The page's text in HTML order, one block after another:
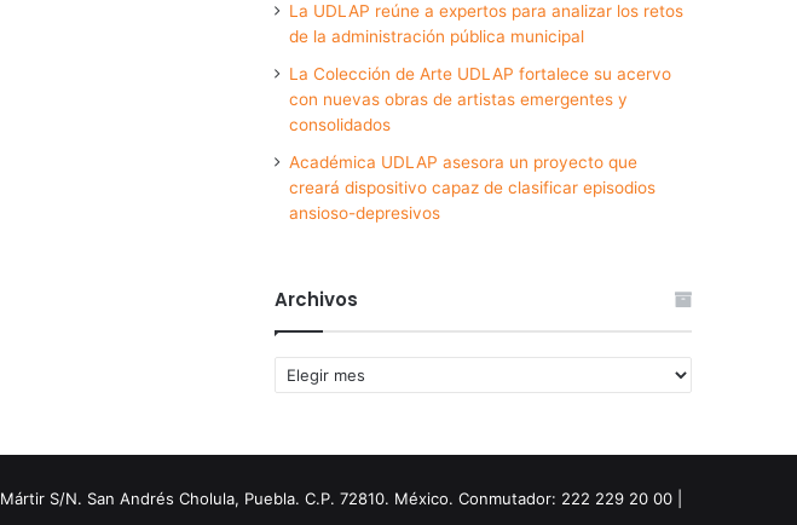
La UDLAP reúne a expertos para analizar los retos
de la administración pública municipal
La Colección de Arte UDLAP fortalece su acervo
con nuevas obras de artistas emergentes y
consolidados
Académica UDLAP asesora un proyecto que
creará dispositivo capaz de clasificar episodios
ansioso-depresivos
Archivos
Archivos
S/N. San Andrés Cholula, Puebla. C.P. 72810. México. Conmutador: 222 229 20 00 |